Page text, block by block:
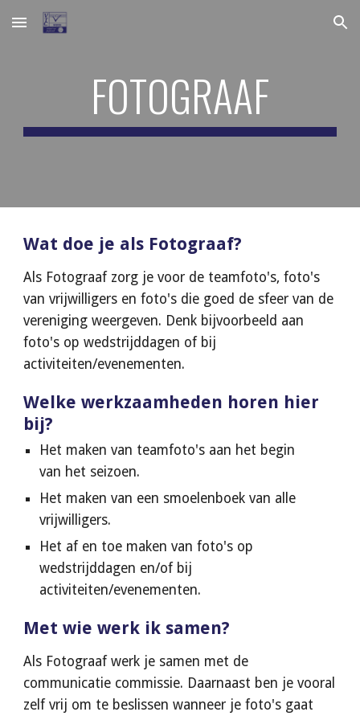
Skip to main content Skip to navigation
FOTOGRAAF
Wat doe je als Fotograaf?
Als Fotograaf zorg je voor de teamfoto's, foto's
van vrijwilligers en foto's die goed de sfeer van de
vereniging weergeven. Denk bijvoorbeeld aan
foto's op wedstrijddagen of bij
activiteiten/evenementen.
Welke werkzaamheden horen hier
bij?
Het maken van teamfoto's aan het begin
van het seizoen.
Het maken van een smoelenboek van alle
vrijwilligers.
Het af en toe maken van foto's op
wedstrijddagen en/of bij
activiteiten/evenementen.
Met wie werk ik samen?
Als Fotograaf werk je samen met de
communicatie commissie. Daarnaast ben je vooral
zelf vrij om te beslissen wanneer je foto's gaat